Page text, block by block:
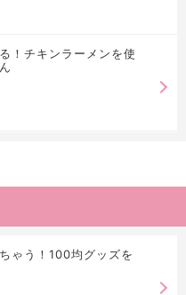
！チキンラーメンを使
ゃう！100均グッズを